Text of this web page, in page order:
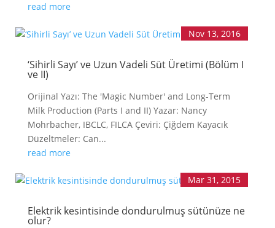
read more
‘Sihirli Sayı’ ve Uzun Vadeli Süt Üretimi (Bölüm I
ve II)
Nov 13, 2016
Orijinal Yazı: The 'Magic Number' and Long-Term
Milk Production (Parts I and II) Yazar: Nancy
Mohrbacher, IBCLC, FILCA Çeviri: Çiğdem Kayacık
Düzeltmeler: Can...
read more
Elektrik kesintisinde dondurulmuş sütünüze ne
olur?
Mar 31, 2015